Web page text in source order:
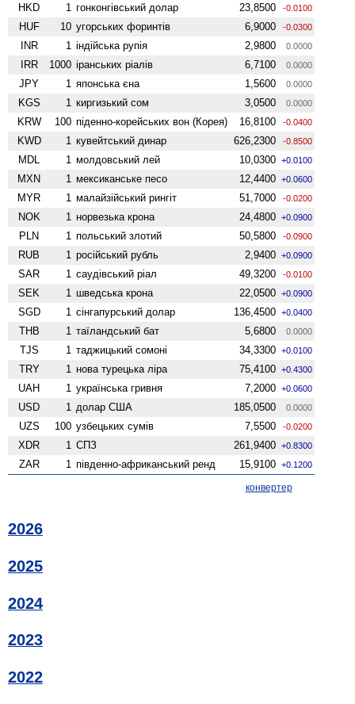
HKD 1 гонконгівський долар 23,8500 -0.0100
HUF 10 угорських форинтів 6,9000 -0.0300
INR 1 індійська рупія 2,9800 0.0000
IRR 1000 іранських ріалів 6,7100 0.0000
JPY 1 японська єна 1,5600 0.0000
KGS 1 киргизький сом 3,0500 0.0000
KRW 100 піденно-корейських вон (Корея) 16,8100 -0.0400
KWD 1 кувейтський динар 626,2300 -0.8500
MDL 1 молдовський лей 10,0300 +0.0100
MXN 1 мексиканське песо 12,4400 +0.0600
MYR 1 малайзійський рингіт 51,7000 -0.0200
NOK 1 норвезька крона 24,4800 +0.0900
PLN 1 польський злотий 50,5800 -0.0900
RUB 1 російський рубль 2,9400 +0.0900
SAR 1 саудівський ріал 49,3200 -0.0100
SEK 1 шведська крона 22,0500 +0.0900
SGD 1 сінгапурський долар 136,4500 +0.0400
THB 1 таїландський бат 5,6800 0.0000
TJS 1 таджицький сомоні 34,3300 +0.0100
TRY 1 нова турецька ліра 75,4100 +0.4300
UAH 1 українська гривня 7,2000 +0.0600
USD 1 долар США 185,0500 0.0000
UZS 100 узбецьких сумів 7,5500 -0.0200
XDR 1 СПЗ 261,9400 +0.8300
ZAR 1 південно-африканський ренд 15,9100 +0.1200
конвертер
2026
2025
2024
2023
2022